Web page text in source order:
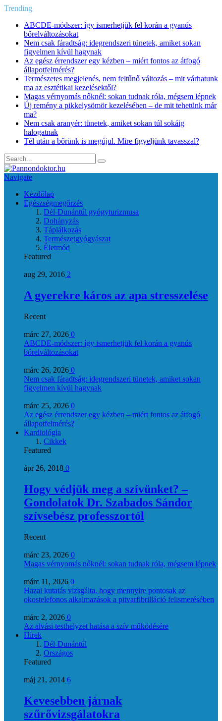
Trending
ABCDE‑módszer: így ismerhetjük fel korán a gyanús
bőrelváltozásokat
Nem csak fáradtság: idegrendszeri tünetek, amiket sokan
figyelmen kívül hagynak
Az egész érrendszer egy kézben – miért fontos az átfogó
állapotfelmérés?
Természetes megjelenés, nem feltűnő változás – mit várhatunk
ma az esztétikai kezelésektől?
Magas vérnyomás nőknél: sokan tudnak róla, mégsem lépnek
Új remény a pikkelysömör kezelésében – de mit tehetünk már
ma?
Nem csak aranyér: tünetek, amiket sokan túl sokáig
halogatnak
Tél után a bőrünk is megújul. Mire figyeljünk tavasszal?
Navigate
Kezdőlap
Egészségmegőrzés
Dél-Dunántúl gyógyturizmusa
Dohányzás
Táplálkozás
Természetgyógyászat
Életmód
Featured
aug 29, 2016 2
A gyerekre káros az apa stresszelése
Recent
márc 27, 2026 0
ABCDE‑módszer: így ismerhetjük fel korán a gyanús
bőrelváltozásokat
márc 26, 2026 0
Nem csak fáradtság: idegrendszeri tünetek, amiket sokan
figyelmen kívül hagynak
márc 25, 2026 0
Az egész érrendszer egy kézben – miért fontos az átfogó
állapotfelmérés?
Kardiológia
Cikkek
Featured
ápr 26, 2018 0
Hogy védjük meg a szívünket? –
Gondolatok Dr. Szabados Sándor
szívsebész professzortól
Recent
márc 23, 2026 0
Magas vérnyomás nőknél: sokan tudnak róla, mégsem lépnek
márc 11, 2026 0
Hazai kutatás vizsgálta, hogy mennyire pontosak az
okostelefonos alkalmazások a pitvarfibrilláció felismerésében
márc 2, 2026 0
Az alvási testhelyzet hatása a szív működésére
Hírek
Dél-Dunántúl
Országos
Featured
máj 21, 2014 6
Kevesebben járnak
szűrővizsgálatokra